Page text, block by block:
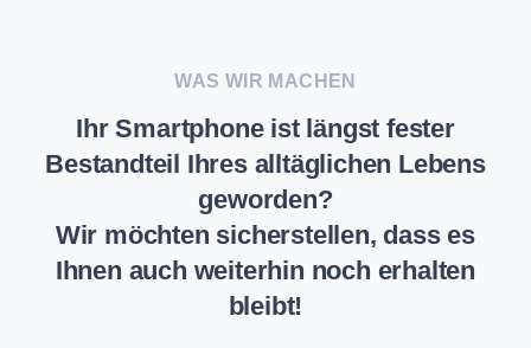
WAS WIR MACHEN
Ihr Smartphone ist längst fester
Bestandteil Ihres alltäglichen Lebens
geworden?
Wir möchten sicherstellen, dass es
Ihnen auch weiterhin noch erhalten
bleibt!